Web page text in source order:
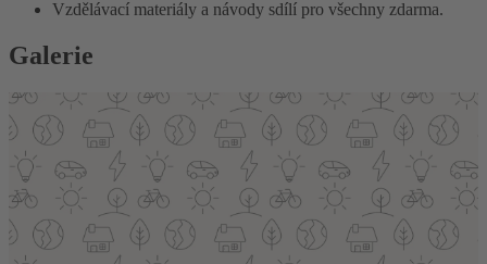
Vzdělávací materiály a návody sdílí pro všechny zdarma.
Galerie